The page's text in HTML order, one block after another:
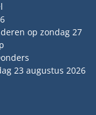
op zondag 27
23 augustus 2026